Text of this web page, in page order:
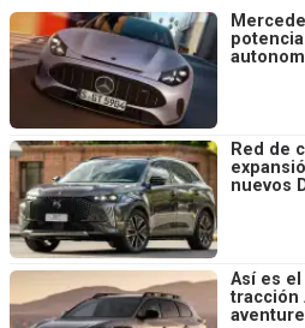
Red de
nuevos
Así es el
tracción